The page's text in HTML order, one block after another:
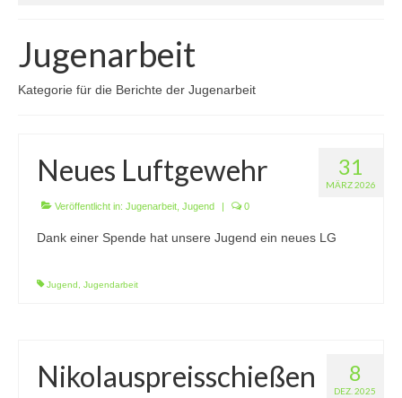
Vorstandschaft
Die Geschichte unserer Kapelle
1. Mannschaft Luftgewehr
3. Mannschaft Luftgewehr
Jugenarbeit
Kategorie für die Berichte der Jugenarbeit
31
MÄRZ 2026
Neues Luftgewehr
Veröffentlicht in: Jugenarbeit Jugend 0
Dank einer Spende hat unsere Jugend ein neues LG
Jugend, Jugendarbeit
8
DEZ. 2025
Nikolauspreisschießen